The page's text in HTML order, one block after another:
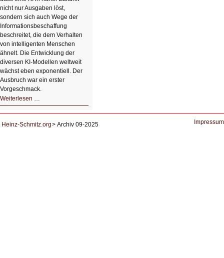
nicht nur Ausgaben löst,
sondern sich auch Wege der
Informationsbeschaffung
beschreitet, die dem Verhalten
von intelligenten Menschen
ähnelt. Die Entwicklung der
diversen KI-Modellen weltweit
wächst eben exponentiell. Der
Ausbruch war ein erster
Vorgeschmack.
Weiterlesen …
Der
KI
Heinz-Schmitz.org Archiv 09-2025 Impressum